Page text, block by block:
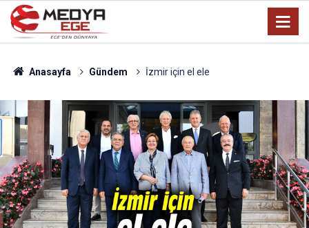
Anasayfa Gündem İzmir için el ele